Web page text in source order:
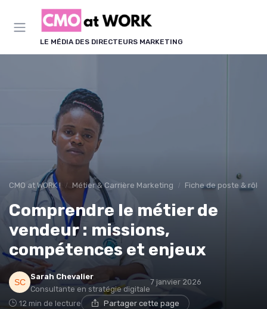
LE MÉDIA DES DIRECTEURS MARKETING
CMO at WORK ! Métier & Carrière Marketing Fiche de poste &
Comprendre le métier de
vendeur : missions,
compétences et enjeux
Sarah Chevalier
Consultante en stratégie digitale
7 janvier 2026
12 min de lecture Partager cette page
Panneau de gestion des cookies